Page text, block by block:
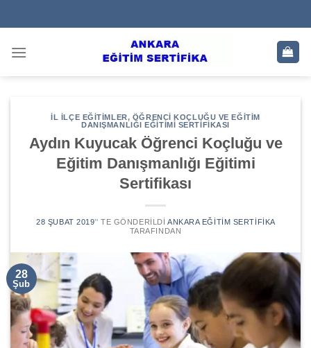
to
İL İLÇE EĞITIMLER, ÖĞRENCI KOÇLUĞU VE EĞITIM
DANIŞMANLIĞI EĞITIMI SERTIFIKASI
Aydın Kuyucak Öğrenci Koçluğu ve
Eğitim Danışmanlığı Eğitimi
Sertifikası
28 ŞUBAT 2019’' TE GÖNDERILDI ANKARA EĞITIM SERTIFIKA
TARAFINDAN
28
Şub